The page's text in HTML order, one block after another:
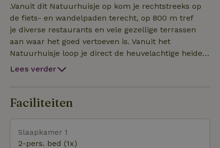
parkeerplaats en fietsschuurtje met oplaadpunt .
Deze pod sauna heeft 2 banken van 2 m lang -
kachel met lava stenen om heerlijk te ontspannen
.De bedden zijn opgemaakt - incl bad en
Keukenlinnen .Natuur/Well Ness gecombineerd. Het
bubbelbad ( onder een heldere overkapping )met 39
eigen temparatuur instellen je eigen mini zwembad
in de tuin .Je beschikt over twee slaapkamers, een
Alleen kleine hondjes toegestaan!!
.Vanuit dit Natuurhuisje op kom je rechtstreeks op
de fiets- en wandelpaden terecht, op 800 m tref
je diverse restaurants en vele gezellige terrassen
aan waar het goed vertoeven is. Vanuit het
Natuurhuisje loop je direct de heuvelachtige heide
op of het bos in .De zandverstuivingen zijn
Beekhuizerzand) De stad Elburg en Harderwijk met
zijn mooie boulevard is per fiets te bereiken via de
( 6km ) is een gezellig dorpje. Ook een bezoek aan
het Verscholen dorp is indrukwekkend , dat zijn
Lees verder
Faciliteiten
Slaapkamer 1
2-pers. bed (1x)